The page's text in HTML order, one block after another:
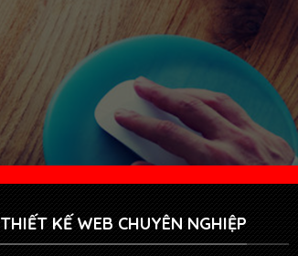
THIẾT KẾ WEB CHUYÊN NGHIỆP